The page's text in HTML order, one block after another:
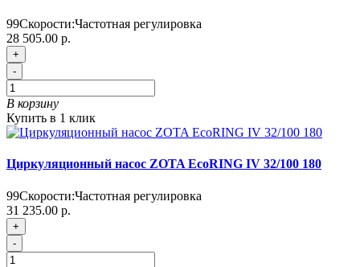
99Скорости:Частотная регулировка
28 505.00 р.
+
-
В корзину
Купить в 1 клик
Циркуляционный насос ZOTA EcoRING IV 32/100 180
99Скорости:Частотная регулировка
31 235.00 р.
+
-